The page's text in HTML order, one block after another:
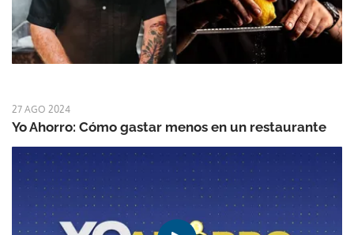
27 AGO 2024
Yo Ahorro: Cómo gastar menos en un restaurante